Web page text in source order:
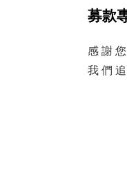
募款
感 謝
我 們